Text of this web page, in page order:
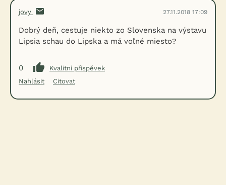
jovy 27.11.2018 17:09
Dobrý deň, cestuje niekto zo Slovenska na výstavu
Lipsia schau do Lipska a má voľné miesto?
0
Kvalitní příspěvek
Nahlásit
Citovat